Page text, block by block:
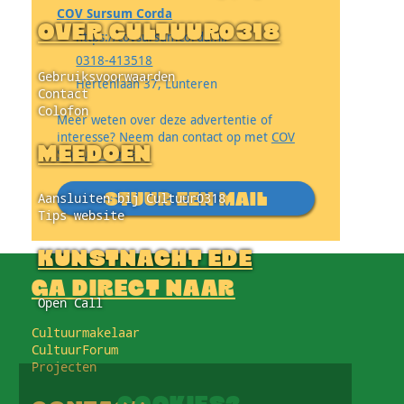
OVER CULTUUR0318
Gebruiksvoorwaarden
Contact
Colofon
MEEDOEN
Aansluiten bij Cultuur0318
Tips website
KUNSTNACHT EDE
Open Call
COV Sursum Corda
https://covsursumcorda.nl/
0318-413518
Hertenlaan 37, Lunteren
Meer weten over deze advertentie of
interesse? Neem dan contact op met COV
Sursum Corda
STUUR EEN MAIL
GA DIRECT NAAR
Cultuurmakelaar
CultuurForum
Projecten